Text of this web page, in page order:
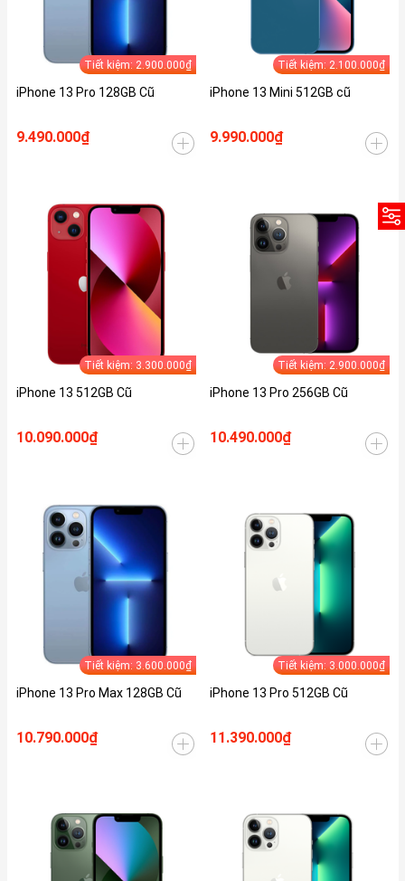
Tiết kiệm: 2.900.000₫
iPhone 13 Pro 128GB Cũ
9.490.000₫
Tiết kiệm: 2.100.000₫
iPhone 13 Mini 512GB cũ
9.990.000₫
Tiết kiệm: 3.300.000₫
iPhone 13 512GB Cũ
10.090.000₫
Tiết kiệm: 2.900.000₫
iPhone 13 Pro 256GB Cũ
10.490.000₫
Tiết kiệm: 3.600.000₫
iPhone 13 Pro Max 128GB Cũ
10.790.000₫
Tiết kiệm: 3.000.000₫
iPhone 13 Pro 512GB Cũ
11.390.000₫